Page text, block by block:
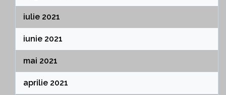
iulie 2021
iunie 2021
mai 2021
aprilie 2021